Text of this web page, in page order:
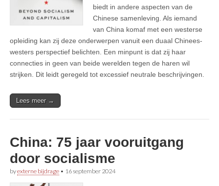
biedt in andere aspecten van de
Chinese samenleving. Als iemand
van China komaf met een westerse
opleiding kan zij deze onderwerpen vanuit een duaal Chinees-
westers perspectief belichten. Een minpunt is dat zij haar
connecties in geen van beide werelden tegen de haren wil
strijken. Dit leidt geregeld tot excessief neutrale beschrijvingen.
Lees meer →
China: 75 jaar vooruitgang
door socialisme
byexterne bijdrage • 16 september 2024